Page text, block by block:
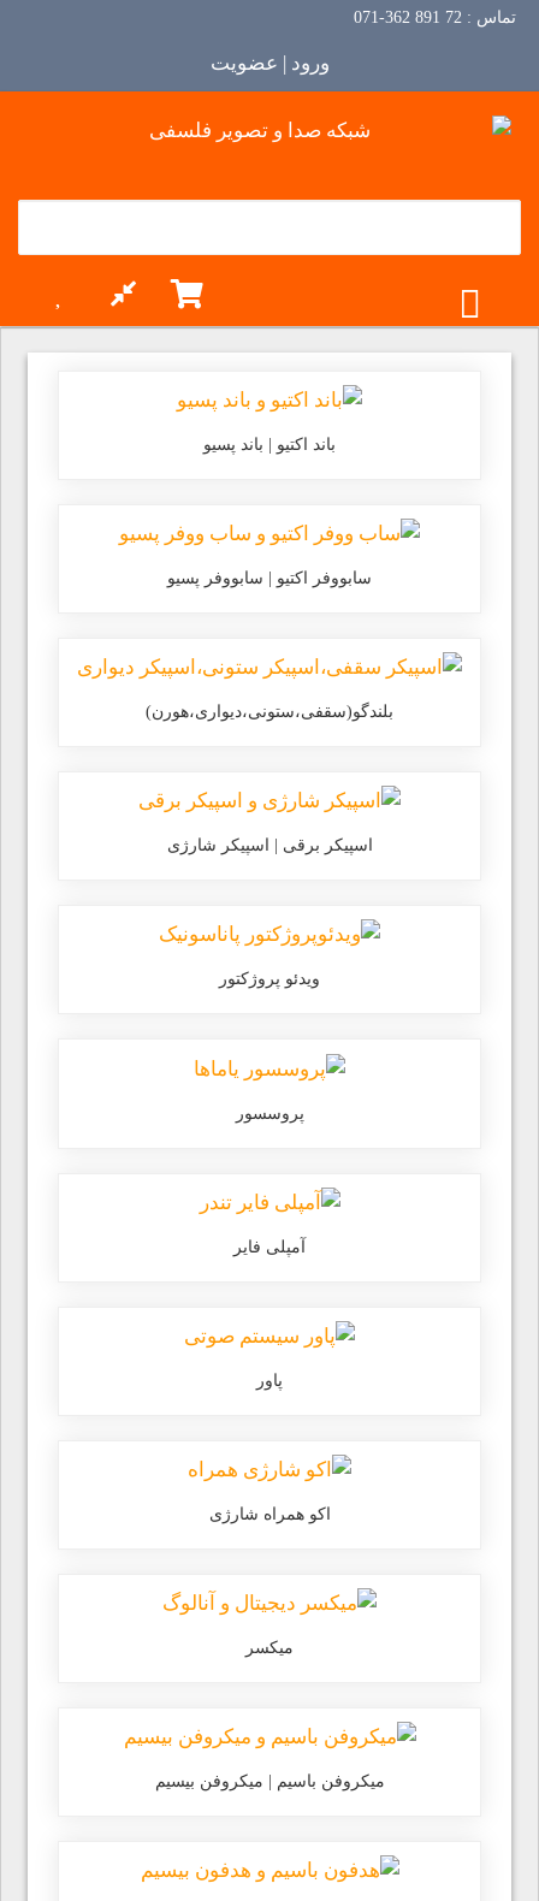
تماس : 72 891 362-071
ورود | عضویت
TOGGLE MENU
باند اکتیو | باند پسیو
سابووفر اکتیو | سابووفر پسیو
بلندگو(سقفی،ستونی،دیواری،هورن)
اسپیکر برقی | اسپیکر شارژی
ویدئو پروژکتور
پروسسور
آمپلی فایر
پاور
اکو همراه شارژی
میکسر
میکروفن باسیم | میکروفن بیسیم